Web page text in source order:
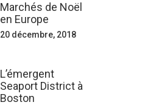
Marchés de Noël
en Europe
20 décembre, 2018
L’émergent
Seaport District à
Boston